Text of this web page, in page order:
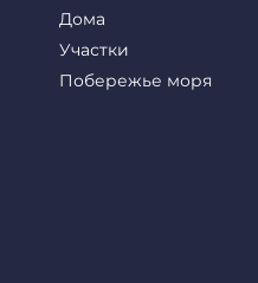
Дома
Участки
Побережье моря